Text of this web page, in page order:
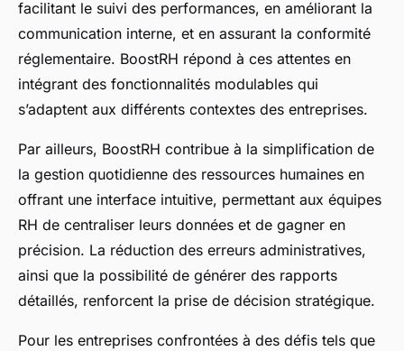
facilitant le suivi des performances, en améliorant la
communication interne, et en assurant la conformité
réglementaire. BoostRH répond à ces attentes en
intégrant des fonctionnalités modulables qui
s’adaptent aux différents contextes des entreprises.
Par ailleurs, BoostRH contribue à la simplification de
la gestion quotidienne des ressources humaines en
offrant une interface intuitive, permettant aux équipes
RH de centraliser leurs données et de gagner en
précision. La réduction des erreurs administratives,
ainsi que la possibilité de générer des rapports
détaillés, renforcent la prise de décision stratégique.
Pour les entreprises confrontées à des défis tels que